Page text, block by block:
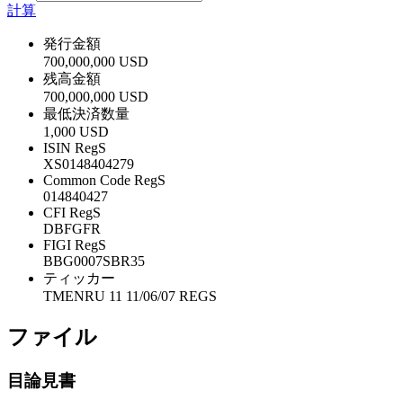
計算
発行金額
700,000,000 USD
残高金額
700,000,000 USD
最低決済数量
1,000 USD
ISIN RegS
XS0148404279
Common Code RegS
014840427
CFI RegS
DBFGFR
FIGI RegS
BBG0007SBR35
ティッカー
TMENRU 11 11/06/07 REGS
ファイル
目論見書